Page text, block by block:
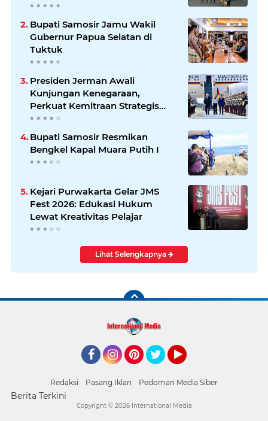
Bupati Samosir Jamu Wakil
Gubernur Papua Selatan di
Tuktuk
Presiden Jerman Awali
Kunjungan Kenegaraan,
Perkuat Kemitraan Strategis
Indonesia–Jerman
Bupati Samosir Resmikan
Bengkel Kapal Muara Putih I
Kejari Purwakarta Gelar JMS
Fest 2026: Edukasi Hukum
Lewat Kreativitas Pelajar
Lihat Selengkapnya
Redaksi Pasang Iklan Pedoman Media Siber
Berita Terkini
Copyright © 2026 International Media